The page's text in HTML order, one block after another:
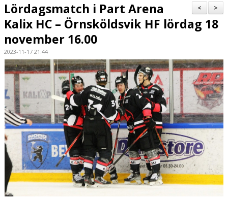
BILDGALLERI
DOKUMENT
VÅRA LAG/TRÄNARE
MATCHER
HOCKEYETTAN
>
<
Lördagsmatch i Part Arena
Kalix HC – Örnsköldsvik HF lördag 18
november 16.00
2023-11-17 21:44